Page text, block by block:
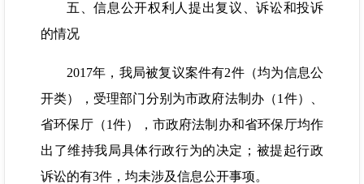
五、信息公开权利人提出复议、诉讼和投诉
的情况
2017年，我局被复议案件有2件（均为信息公
开类），受理部门分别为市政府法制办（1件）、
省环保厅（1件），市政府法制办和省环保厅均作
出了维持我局具体行政行为的决定；被提起行政
诉讼的有3件，均未涉及信息公开事项。